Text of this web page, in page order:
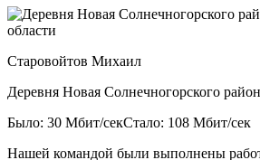
Старовойтов Михаил
Деревня Новая Солнечногорского
Было: 30 Мбит/секСтало: 108 Мбит/сек
Нашей командой были выполнены